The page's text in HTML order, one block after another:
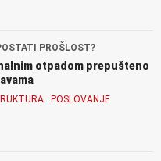
PROŠLOST?
otpadom prepušteno
POSLOVANJE